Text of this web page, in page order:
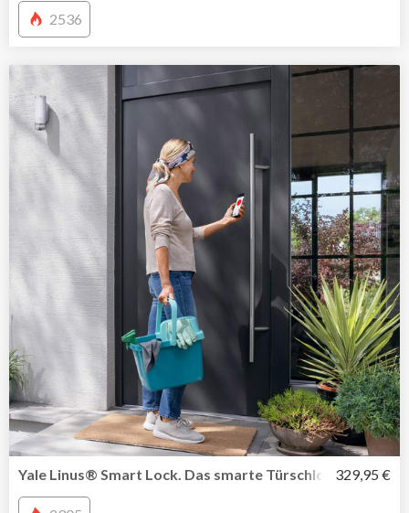
2536
Yale Linus® Smart Lock. Das smarte Türschloss in329,95 €